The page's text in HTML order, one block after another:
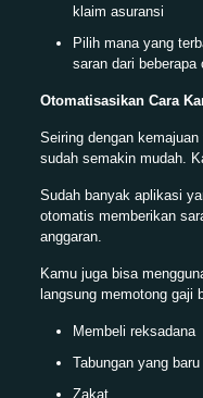
klaim asuransi
Pilih mana yang
saran dari beberapa
Otomatisasikan Cara
Seiring dengan
sudah semakin mudah.
Sudah banyak aplikasi
otomatis memberikan
anggaran.
Kamu juga bisa
langsung memotong gaji
Membeli reksadana
Tabungan yang
Zakat